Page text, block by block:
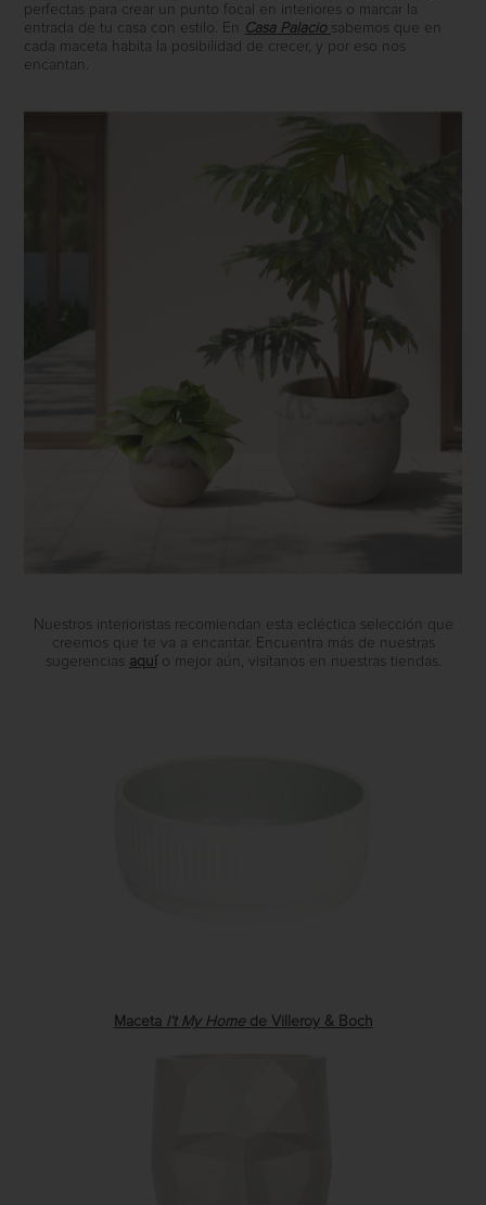
perfectas para crear un punto focal en interiores o marcar la
entrada de tu casa con estilo. En Casa Palacio sabemos que en
cada maceta habita la posibilidad de crecer, y por eso nos
encantan.
Nuestros interioristas recomiendan esta ecléctica selección que
creemos que te va a encantar. Encuentra más de nuestras
sugerencias aquío mejor aún, visítanos en nuestras tiendas.
Maceta I’t My Homede Villeroy & Boch